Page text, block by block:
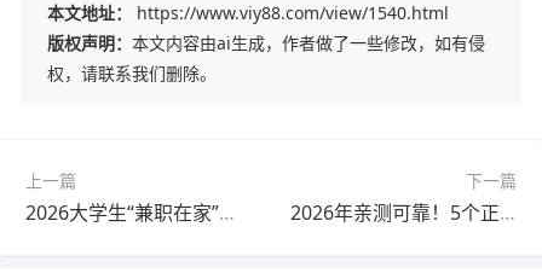
本文地址：
https://www.viy88.com/view/1540.html
版权声明： 本文内容由ai生成，作者做了一些修改，如有侵
权，请联系我们删除。
上一篇
2026大学生“兼职在家”赚钱指南：在家就能轻松创收！
下一篇
2026年亲测可靠！5个正规副业日结兼职平台盘点，业余时间轻松增收赚钱